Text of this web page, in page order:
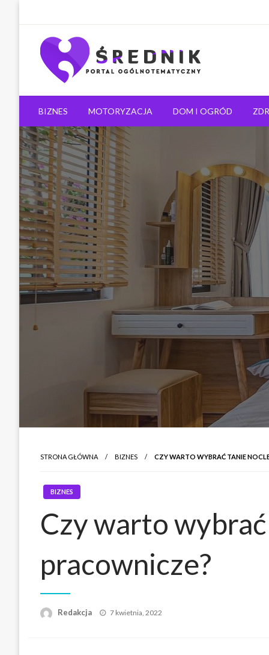
Średnik.pl
Ogólnotematyczny portal informacyjny
BIZNES MOTORYZACJA DOM I OGRÓD
STRONA GŁÓWNA BIZNES CZY WARTO WYBRAĆ TANIE
BIZNES
Czy warto
pracownicze?
Redakcja Napisano
7 kwietnia, 2022